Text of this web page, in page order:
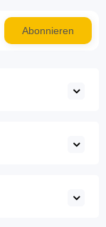
Abonnieren